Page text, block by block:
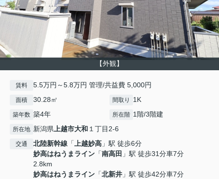
【外観】
賃料 5.5万円～5.8万円 管理/共益費 5,000円
面積 30.28㎡ 間取り 1K
築年数 築4年 所在階 1階/3階建
所在地 新潟県上越市大和１丁目2-6
交通 北陸新幹線 「上越妙高 」駅 徒歩6分
妙高はねうまライン 「南高田 」駅 徒歩31分車7分
2.8km
妙高はねうまライン 「北新井 」駅 徒歩42分車7分